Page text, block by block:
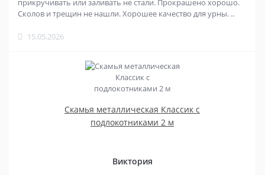
прикручивать или заливать не стали. Прокрашено хорошо.
Сколов и трещин не нашли. Хорошее качество для урны. ..
15.05.2026
Скамья металлическая Классик с
подлокотниками 2 м
Виктория